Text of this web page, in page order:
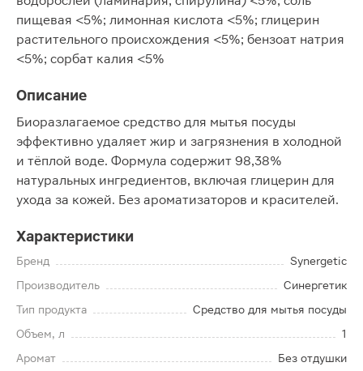
пищевая <5%; лимонная кислота <5%; глицерин
растительного происхождения <5%; бензоат натрия
<5%; сорбат калия <5%
Описание
Биоразлагаемое средство для мытья посуды
эффективно удаляет жир и загрязнения в холодной
и тёплой воде. Формула содержит 98,38%
натуральных ингредиентов, включая глицерин для
ухода за кожей. Без ароматизаторов и красителей.
Характеристики
Бренд
Synergetic
Производитель
Синергетик
Тип продукта
Средство для мытья посуды
Объем, л
1
Аромат
Без отдушки